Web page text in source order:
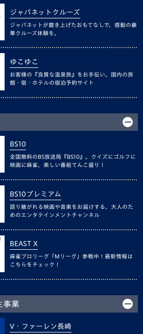
ジャパネットクルーズ
ジャパネットが磨き上げたおもてなしで、感動の豪
華クルーズ体験を。
ゆこゆこ
お客様の『良質な温泉旅』をお手伝い。国内の旅
館・宿・ホテルの宿泊予約サイト
BS10
全国無料のBS放送局『BS10』。クイズにゴルフに
映画に麻雀、楽しい番組てんこ盛り！
BS10プレミアム
語り継がれる映画や音楽をお届けする、大人のた
めのエンタテインメントチャンネル
BEAST X
麻雀プロリーグ「Mリーグ」参戦中！最新情報は
こちらをチェック！
事業
V・ファーレン長崎